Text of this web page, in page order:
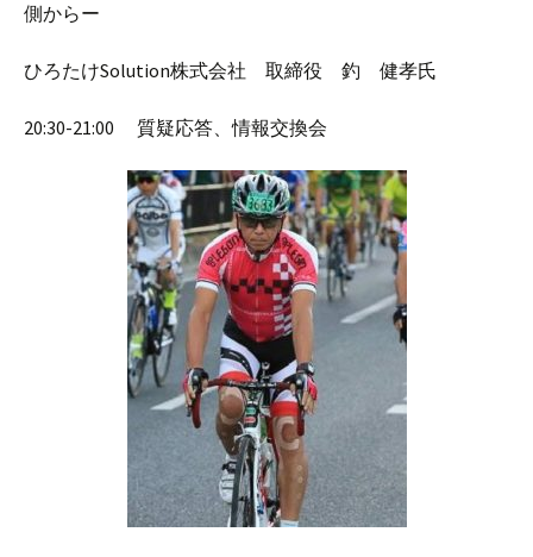
側からー
ひろたけSolution株式会社 取締役 釣 健孝氏
20:30-21:00 質疑応答、情報交換会